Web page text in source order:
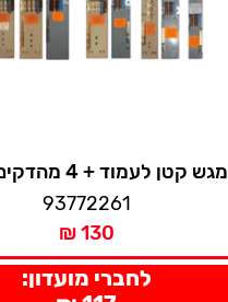
מגש קטן לעמוד + 4 מהדקים 2X16
93772261
130 ₪
לחברי מועדון: